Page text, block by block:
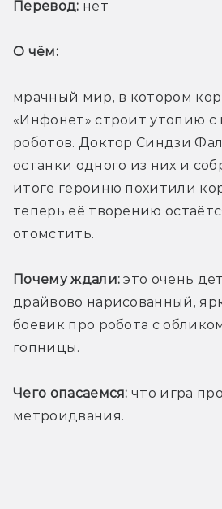
Перевод: нет
О чём:
мрачный мир, в котором
«Инфонет» строит утопию
роботов. Доктор Синдзи
останки одного из них и
итоге героиню похитили
теперь её творению
отомстить.
Почему ждали: это очень
драйвово нарисованный,
боевик про робота с
гопницы.
Чего опасаемся: что игра
метроидвания.